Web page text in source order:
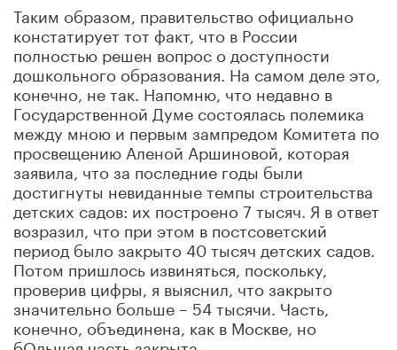
Таким образом, правительство официально
констатирует тот факт, что в России
полностью решен вопрос о доступности
дошкольного образования. На самом деле это,
конечно, не так. Напомню, что недавно в
Государственной Думе состоялась полемика
между мною и первым зампредом Комитета по
просвещению Аленой Аршиновой, которая
заявила, что за последние годы были
достигнуты невиданные темпы строительства
детских садов: их построено 7 тысяч. Я в ответ
возразил, что при этом в постсоветский
период было закрыто 40 тысяч детских садов.
Потом пришлось извиняться, поскольку,
проверив цифры, я выяснил, что закрыто
значительно больше – 54 тысячи. Часть,
конечно, объединена, как в Москве, но